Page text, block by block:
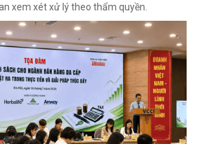
xem xét xử lý theo thẩm quyền.